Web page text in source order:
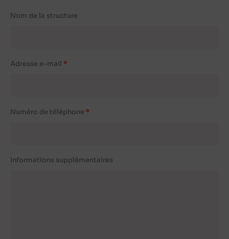
Nom de la structure
Adresse e-mail
Numéro de téléphone
Informations supplémentaires